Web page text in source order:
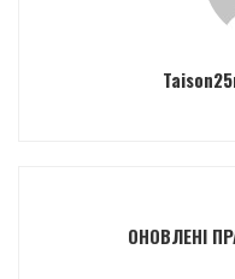
ОНОВЛЕНІ